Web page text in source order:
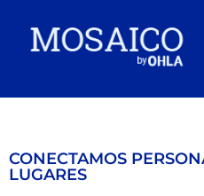
CONECTAMOS
LUGARES